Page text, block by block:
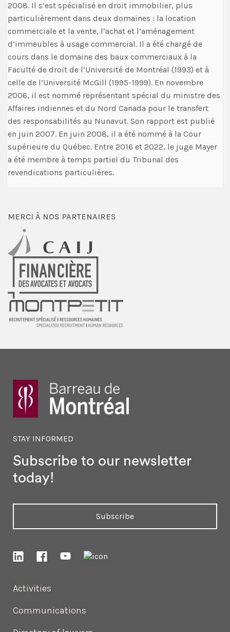
2008. Il s’est spécialisé en droit immobilier, plus
particulièrement dans deux domaines : la location
commerciale et la vente, l’achat et l’aménagement
d’immeubles à usage commercial. Il a été chargé de
cours dans le domaine des baux commerciaux à la
Faculté de droit de l’Université de Montréal (1993) et à
celle de l’Université McGill (1995-1999). En novembre
2006, il est nommé représentant spécial du ministre des
Affaires indiennes et du Nord Canada pour le transfert
des responsabilités au Nunavut. Son rapport est publié
en juin 2007. En juin 2008, il a été nommé à la Cour
supérieure du Québec. Entre 2016 et 2022, le juge Mayer
a été membre à temps partiel du Tribunal des
revendications particulières.
MERCI À NOS PARTENAIRES
Activities
Communications
STAY INFORMED
Subscribe to our newsletter
today!
Subscribe